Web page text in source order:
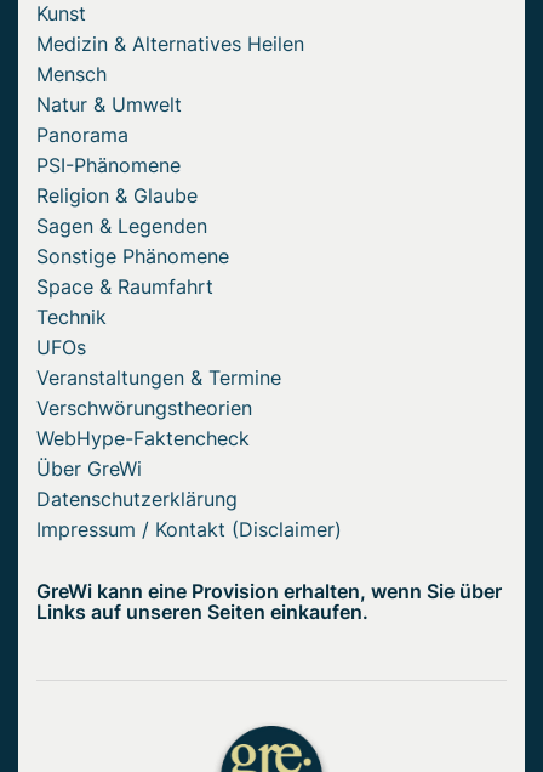
Kunst
Medizin & Alternatives Heilen
Mensch
Natur & Umwelt
Panorama
PSI-Phänomene
Religion & Glaube
Sagen & Legenden
Sonstige Phänomene
Space & Raumfahrt
Technik
UFOs
Veranstaltungen & Termine
Verschwörungstheorien
WebHype-Faktencheck
Über GreWi
Datenschutzerklärung
Impressum / Kontakt (Disclaimer)
GreWi kann eine Provision erhalten, wenn Sie über
Links auf unseren Seiten einkaufen.